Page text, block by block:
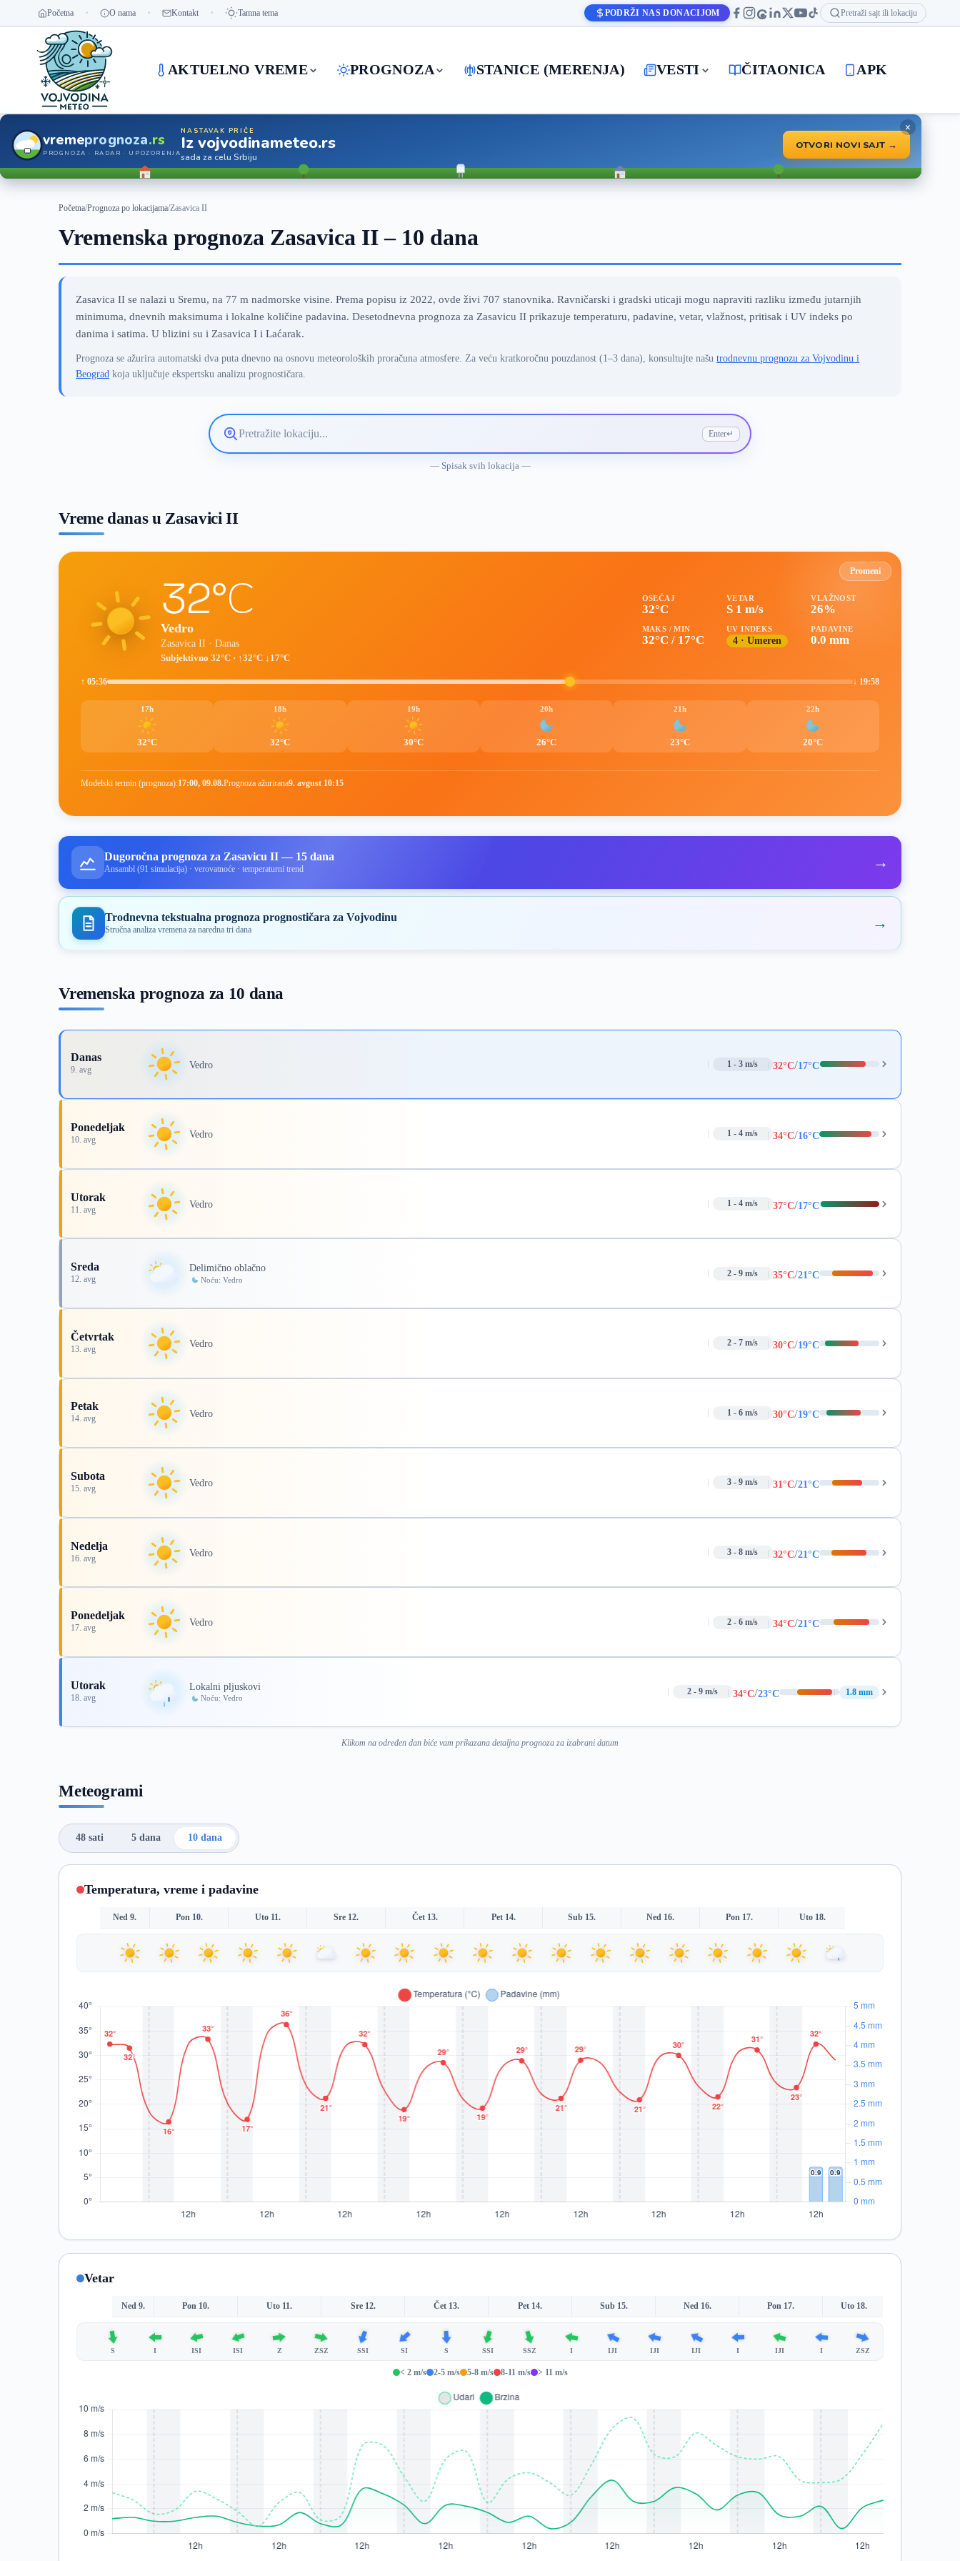
Početna O nama Kontakt Tamna tema PODRŽI NAS DONACIJOM Pretraži sajt ili lokaciju
AKTUELNO VREME PROGNOZA STANICE (MERENJA) VESTI ČITAONICA APK
vremeprognoza.rs
PROGNOZA · RADAR · UPOZORENJA
NASTAVAK PRIČE
Iz vojvodinameteo.rs
sada za celu Srbiju
OTVORI NOVI SAJT →
×
Početna/Prognoza po lokacijama/Zasavica II
Vremenska prognoza Zasavica II – 10 dana
Zasavica II se nalazi u Sremu, na 77 m nadmorske visine. Prema popisu iz 2022, ovde živi 707 stanovnika. Ravničarski i gradski uticaji mogu napraviti razliku između jutarnjih
minimuma, dnevnih maksimuma i lokalne količine padavina. Desetodnevna prognoza za Zasavicu II prikazuje temperaturu, padavine, vetar, vlažnost, pritisak i UV indeks po
danima i satima. U blizini su i Zasavica I i Laćarak.
Prognoza se ažurira automatski dva puta dnevno na osnovu meteoroloških proračuna atmosfere. Za veću kratkoročnu pouzdanost (1–3 dana), konsultujte našutrodnevnu prognozu za Vojvodinu i
Beograd koja uključuje ekspertsku analizu prognostičara.
Pretražite
lokaciju
Enter↵
— Spisak svih lokacija —
Vreme danas u Zasavici II
Promeni
32°C
Vedro
Zasavica II · Danas
Subjektivno 32°C · ↑32°C ↓17°C
OSEĆAJ
32°C
VETAR
S 1 m/s
VLAŽNOST
26%
MAKS / MIN
32°C / 17°C
UV INDEKS
4 · Umeren
PADAVINE
0.0 mm
↑ 05:36 ↓ 19:58
17h
32°C
18h
32°C
19h
30°C
20h
26°C
21h
23°C
22h
20°C
Modelski termin (prognoza):17:00, 09.08.Prognoza ažurirana9. avgust 10:15
Dugoročna prognoza za Zasavicu II — 15 dana
Ansambl (91 simulacija) · verovatnoće · temperaturni trend →
Trodnevna tekstualna prognoza prognostičara za Vojvodinu
Stručna analiza vremena za naredna tri dana →
Vremenska prognoza za 10 dana
Danas
9. avg Vedro 1 - 3 m/s 32°C/17°C
Ponedeljak
10. avg Vedro 1 - 4 m/s 34°C/16°C
Utorak
11. avg Vedro 1 - 4 m/s 37°C/17°C
Sreda
12. avg
Delimično oblačno
Noću: Vedro
2 - 9 m/s 35°C/21°C
Četvrtak
13. avg Vedro 2 - 7 m/s 30°C/19°C
Petak
14. avg Vedro 1 - 6 m/s 30°C/19°C
Subota
15. avg Vedro 3 - 9 m/s 31°C/21°C
Nedelja
16. avg Vedro 3 - 8 m/s 32°C/21°C
Ponedeljak
17. avg Vedro 2 - 6 m/s 34°C/21°C
Utorak
18. avg
Lokalni pljuskovi
Noću: Vedro
2 - 9 m/s 34°C/23°C 1.8 mm
Klikom na određen dan biće vam prikazana detaljna prognoza za izabrani datum
Meteogrami
48 sati 5 dana 10 dana
Temperatura, vreme i padavine
Ned 9. Pon 10. Uto 11. Sre 12. Čet 13. Pet 14. Sub 15. Ned 16. Pon 17. Uto 18.
Vetar
Ned 9. Pon 10. Uto 11. Sre 12. Čet 13. Pet 14. Sub 15. Ned 16. Pon 17. Uto 18.
S I ISI ISI Z ZSZ SSI SI S SSI SSZ I IJI IJI IJI I IJI I ZSZ
< 2 m/s 2-5 m/s 5-8 m/s 8-11 m/s > 11 m/s